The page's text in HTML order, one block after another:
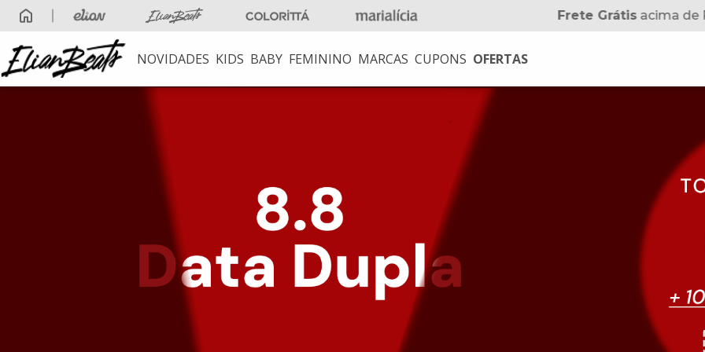
Frete Grátis acima de R$ 249 5% OFFno Pix
NOVIDADES KIDS BABY FEMININO MARCAS CUPONS OFERTAS
TERMOS MAIS BUSCADOS
4º
conjunto menino
5 º
vestido
saia
7º
blusa